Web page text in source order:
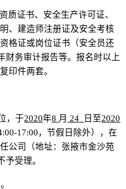
质证书、 安全生产许可证、
、 建造师注册证及安全考核
格证或岗位证书（安全员还
财务审计报告等。 报名时以上
印件两套。
，于2020年8 月 24 日至2020
17:00，节假日除外），在
公司（地址：张掖市金沙苑
予受理。